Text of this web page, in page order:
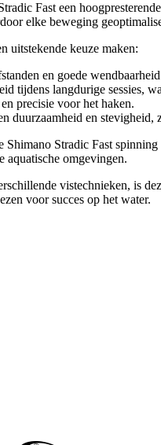
Fast een
elke beweging
uitstekende keuze maken:
en goede
tijdens langdurige sessies,
precisie voor het haken.
duurzaamheid en stevigheid,
Stradic Fast
aquatische omgevingen.
vistechnieken, is
voor succes op het water.